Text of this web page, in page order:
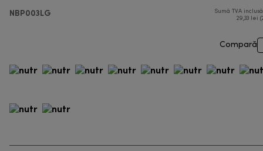
NBP003LG
Sumă TVA
29,33 lei
Compară